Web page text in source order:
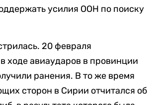
усилия ООН по поиску
20 февраля
в ходе авиаударов в провинции
ранения. В то же время
сторон в Сирии отчитался об